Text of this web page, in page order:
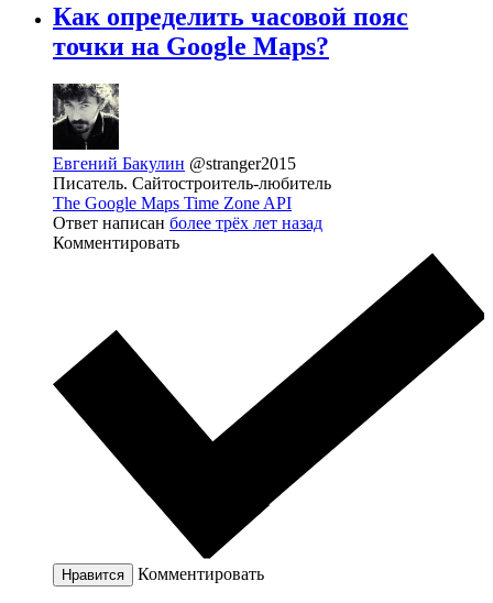
Как определить часовой пояс
точки на Google Maps?
Евгений Бакулин @stranger2015
Писатель. Сайтостроитель-любитель
The Google Maps Time Zone API
Ответ написан более трёх лет назад
Комментировать
Нравится Комментировать